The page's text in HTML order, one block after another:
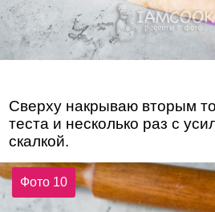
Сверху накрываю вторым
теста и несколько раз с
скалкой.
Фото 10